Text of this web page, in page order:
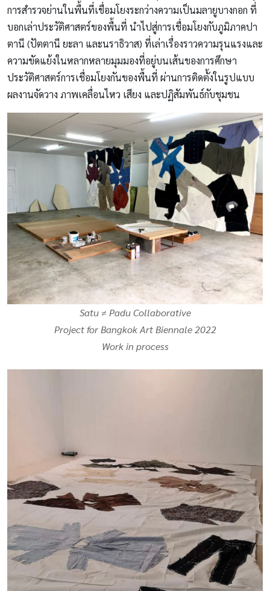
การสำรวจย่านในพื้นที่เชื่อมโยงระกว่างความเป็นมลายูบางกอก ที่
บอกเล่าประวัติศาสตร์ของพื้นที่ นำไปสู่การเชื่อมโยงกับภูมิภาคปา
ตานี (ปัตตานี ยะลา และนราธิวาส) ที่เล่าเรื่องราวความรุนแรงและ
ความขัดแย้งในหลากหลายมุมมองที่อยู่บนเส้นของการศึกษา
ประวัติศาสตร์การเชื่อมโยงกันของพื้นที่ ผ่านการติดตั้งในรูปแบบ
ผลงานจัดวาง ภาพเคลื่อนไหว เสียง และปฏิสัมพันธ์กับชุมชน
Satu ≠ Padu Collaborative
Project for Bangkok Art Biennale 2022
Work in process